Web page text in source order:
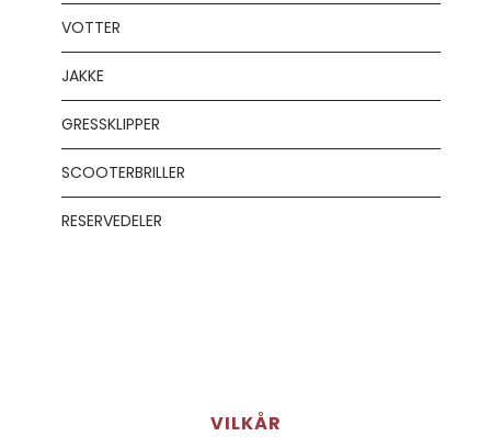
VOTTER
JAKKE
GRESSKLIPPER
SCOOTERBRILLER
RESERVEDELER
VILKÅR